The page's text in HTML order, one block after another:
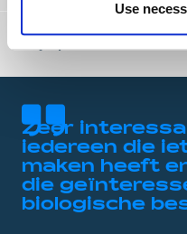
Use
Prijsspecificatie
Zeer
iedereen die
maken heeft
die
biologische